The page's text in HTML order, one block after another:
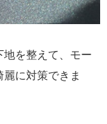
地を整えて、モー
に対策できま